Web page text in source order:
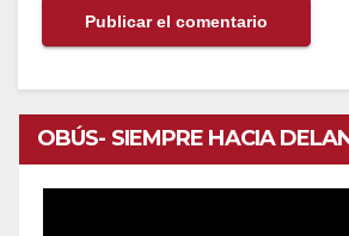
OBÚS- SIEMPRE HACIA